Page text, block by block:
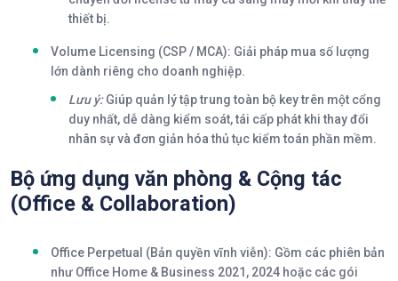
thiết bị.
Volume Licensing (CSP / MCA): Giải pháp mua số lượng
lớn dành riêng cho doanh nghiệp.
Lưu ý:Giúp quản lý tập trung toàn bộ key trên một cổng
duy nhất, dễ dàng kiểm soát, tái cấp phát khi thay đổi
nhân sự và đơn giản hóa thủ tục kiểm toán phần mềm.
Bộ ứng dụng văn phòng & Cộng tác
(Office & Collaboration)
Office Perpetual (Bản quyền vĩnh viễn): Gồm các phiên bản
như Office Home & Business 2021, 2024 hoặc các gói